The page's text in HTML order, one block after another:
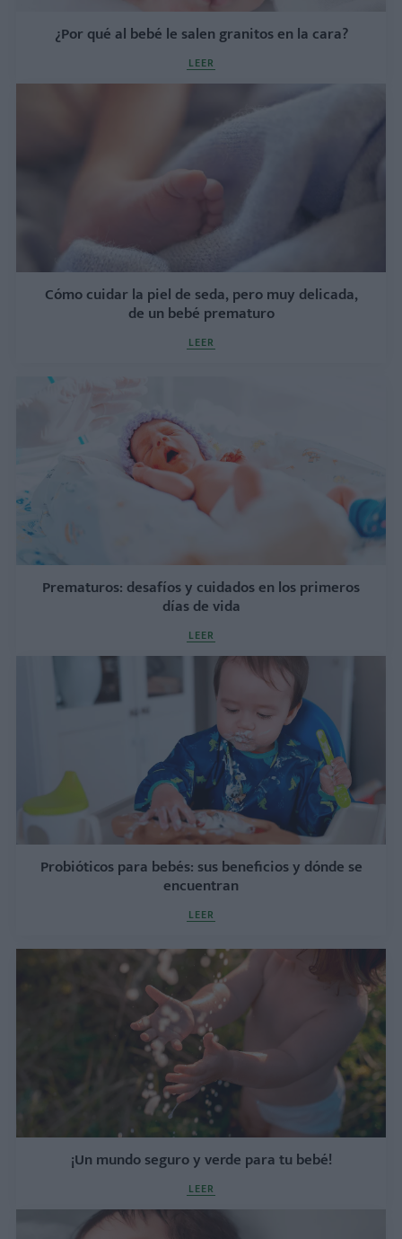
¿Por qué al bebé le salen granitos en la cara?
LEER
Cómo cuidar la piel de seda, pero muy delicada,
de un bebé prematuro
LEER
Prematuros: desafíos y cuidados en los primeros
días de vida
LEER
Probióticos para bebés: sus beneficios y dónde se
encuentran
LEER
¡Un mundo seguro y verde para tu bebé!
LEER